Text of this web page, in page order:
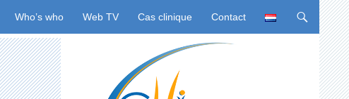
Who’s who Web TV Cas clinique Contact